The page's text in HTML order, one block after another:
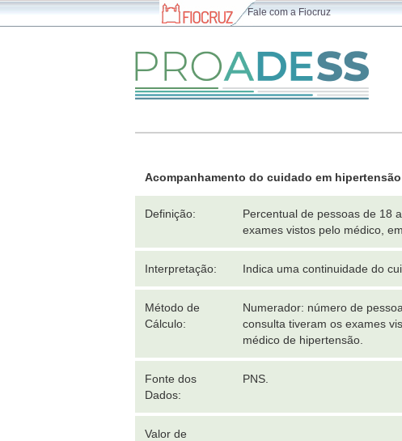
Fale com a Fiocruz
Acompanhamento do cuidado em hipertensão
Definição:
Percentual de pessoas de 18
exames vistos pelo médico,
Interpretação: Indica uma continuidade do
Método de
Cálculo:
Numerador: número de
consulta tiveram os exames
médico de hipertensão.
Fonte dos
Dados:
PNS.
Valor de